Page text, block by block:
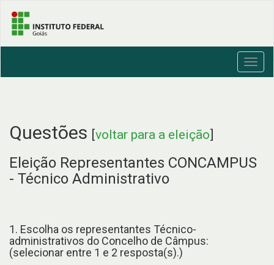
Questões [voltar para a eleição]
Eleição Representantes CONCAMPUS
- Técnico Administrativo
1. Escolha os representantes Técnico-
administrativos do Concelho de Câmpus:
(selecionar entre 1 e 2 resposta(s).)